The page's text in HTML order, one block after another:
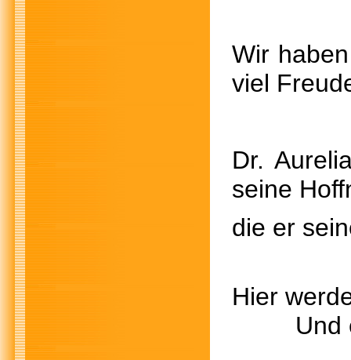
Wir
viel
Dr.
seine
die er
Hier
Und es